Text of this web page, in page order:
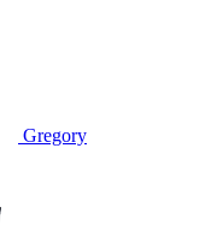
Gregory